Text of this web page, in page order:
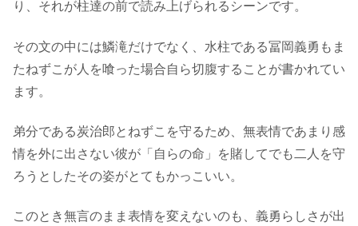
り、それが柱達の前で読み上げられるシーンです。
その文の中には鱗滝だけでなく、水柱である冨岡義勇もま
たねずこが人を喰った場合自ら切腹することが書かれてい
ます。
弟分である炭治郎とねずこを守るため、無表情であまり感
情を外に出さない彼が「自らの命」を賭してでも二人を守
ろうとしたその姿がとてもかっこいい。
このとき無言のまま表情を変えないのも、義勇らしさが出